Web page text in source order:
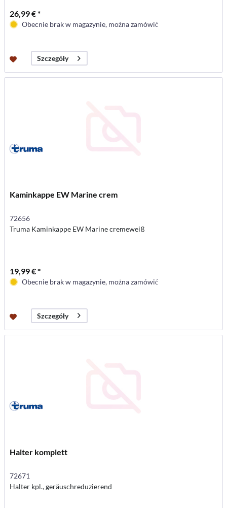
26,99 € *
Obecnie brak w magazynie, można zamówić
Szczegóły
Kaminkappe EW Marine crem
72656
Truma Kaminkappe EW Marine cremeweiß
19,99 € *
Obecnie brak w magazynie, można zamówić
Szczegóły
Halter komplett
72671
Halter kpl., geräuschreduzierend